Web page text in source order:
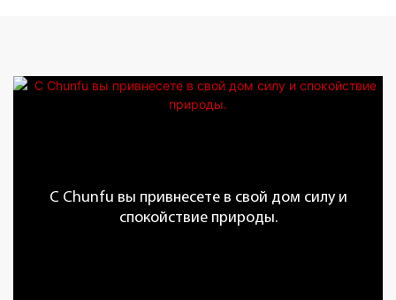
С Chunfu вы привнесете в свой дом силу и
спокойствие природы.